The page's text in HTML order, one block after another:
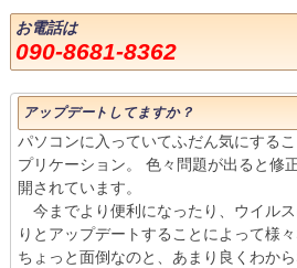
お電話は
090-8681-8362
アップデートしてますか？
パソコンに入っていてふだん気にする
プリケーション。 色々問題が出ると修
開されています。
今までより便利になったり、ウイル
りとアップデートすることによって様
ちょっと面倒なのと、あまり良くわか